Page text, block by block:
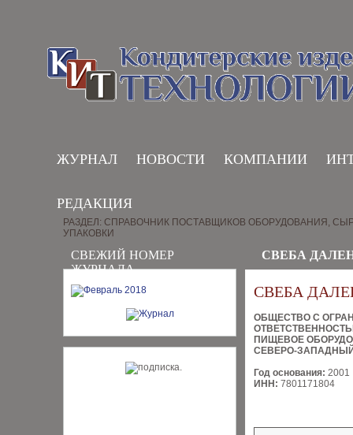
ЖУРНАЛ НОВОСТИ КОМПАНИИ
РЕДАКЦИЯ
СВЕЖИЙ НОМЕР
ЖУРНАЛА
РАЗДЕЛ: СПРАВОЧНИК ПОСТАВЩИКОВ ОБОРУДОВАНИЯ,
УПАКОВКИ
СВЕБА
СВЕБА
ОБЩЕСТВО С
ПИЩЕВОЕ
СЕВЕРО-
Год основания: 2001
ИНН: 7801171804